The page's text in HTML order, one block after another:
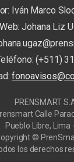
Iván Marco
Johana Liz
(+511)
PRENSMART
Calle
Pueblo Libre, Lima
©
los derechos